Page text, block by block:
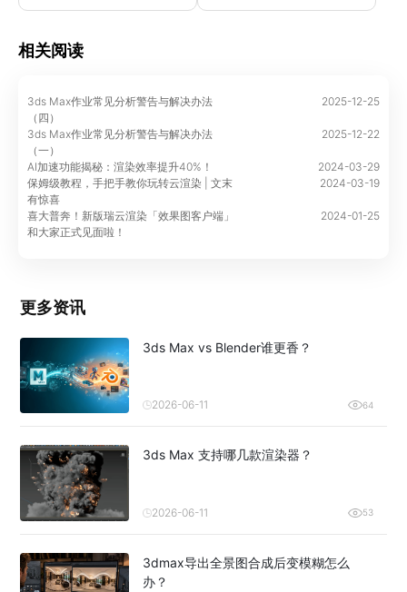
相关阅读
3ds Max作业常见分析警告与解决办法
（四）
2025-12-25
3ds Max作业常见分析警告与解决办法
（一）
2025-12-22
AI加速功能揭秘：渲染效率提升40%！
2024-03-29
保姆级教程，手把手教你玩转云渲染 | 文末
有惊喜
2024-03-19
喜大普奔！新版瑞云渲染「效果图客户端」
和大家正式见面啦！
2024-01-25
更多资讯
3ds Max vs Blender谁更香？
2026-06-11 64
3ds Max 支持哪几款渲染器？
2026-06-11 53
3dmax导出全景图合成后变模糊怎么
办？